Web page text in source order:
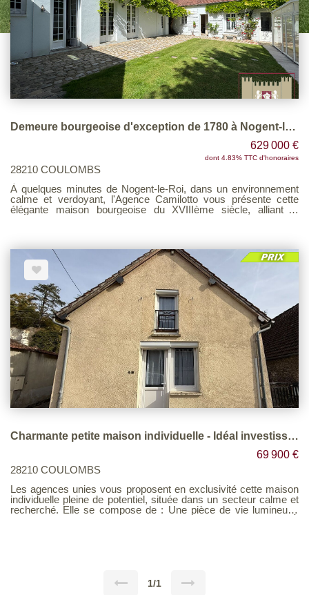
Demeure bourgeoise d'exception de 1780 à Nogent-le-Roi
629 000 €
dont 4.83% TTC d'honoraires
28210 COULOMBS
À quelques minutes de Nogent-le-Roi, dans un environnement
calme et verdoyant, l'Agence Camilotto vous présente cette
élégante maison bourgeoise du XVIIIème siècle, alliant le
hauteurs sous plafond, les moulures, les parquets anciens et le
bel escalier d'époque. Le rez-de-chaussée comprend un salon
de 43 m², un bureau, une cuisine aménagée et une véranda-
salle à manger de 29 m² ouverte sur le jardin. Le premier étage
offre trois chambres, une suite parentale avec galerie privative
et une grande salle de bains. Le second étage dispose de trois
chambres supplémentaires, d'un bureau et d'une salle d'eau.
Sur un terrain clos et paysager de 1 799 m², vous profiterez
d'une piscine chauffée sous tunnel coulissant, d'une terrasse,
d'un potager, d'un pool house et d'une chambre d'amis
indépendante. Chauffage au gaz de ville, tout-à-l'égout, aucun
travaux à prévoir.
Charmante petite maison individuelle - Idéal investisseur ou premier achat !
69 900 €
28210 COULOMBS
Les agences unies vous proposent en exclusivité cette maison
individuelle pleine de potentiel, située dans un secteur calme et
recherché. Elle se compose de : Une pièce de vie lumineuse
Un bien rare à ce prix, à visiter sans tarder ! Barème
1/1